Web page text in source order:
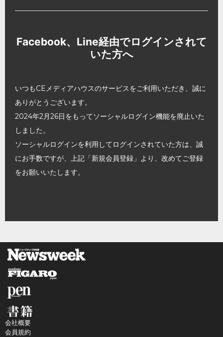
Facebook、Line経由でログインされて
いた方へ
いつもCEメディアハウスのサービスをご利用いただき、誠に
ありがとうございます。
2024年2月26日をもってソーシャルログイン機能を廃止いた
しました。
ソーシャルログインを利用してログインされていた方は、誠
にお手数ですが、上記「新規会員登録」より、改めてご登録
をお願いいたします。
会社概要
会員規約